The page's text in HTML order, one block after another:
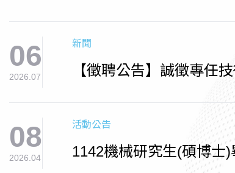
06
2026.07
新聞
【徵聘公告】誠徵專任
08
2026.04
活動公告
1142機械研究生(碩博士)